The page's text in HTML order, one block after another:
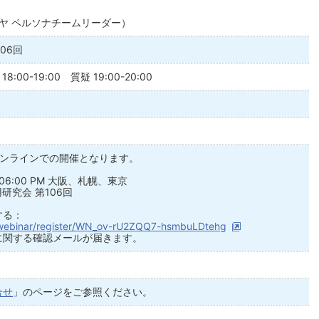
ペルソナチームリーダー）
回
19:00 質疑 19:00-20:00
ラインでの開催となります。
PM 大阪、札幌、東京
究会 第106回
：
register/WN_ov-rU2ZQQ7-hsmbuLDtehg
する確認メールが届きます。
せ 」のページをご参照ください。